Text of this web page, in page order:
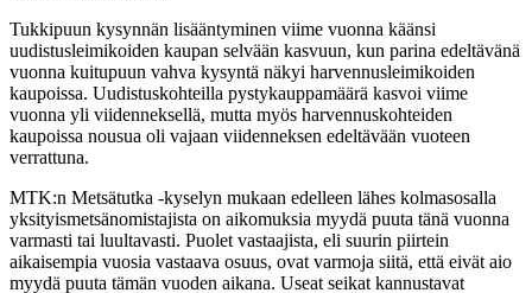
Tukkipuun kysynnän lisääntyminen viime vuonna käänsi
uudistusleimikoiden kaupan selvään kasvuun, kun parina edeltävänä
vuonna kuitupuun vahva kysyntä näkyi harvennusleimikoiden
kaupoissa. Uudistuskohteilla pystykauppamäärä kasvoi viime
vuonna yli viidenneksellä, mutta myös harvennuskohteiden
kaupoissa nousua oli vajaan viidenneksen edeltävään vuoteen
verrattuna.
MTK:n Metsätutka -kyselyn mukaan edelleen lähes kolmasosalla
yksityismetsänomistajista on aikomuksia myydä puuta tänä vuonna
varmasti tai luultavasti. Puolet vastaajista, eli suurin piirtein
aikaisempia vuosia vastaava osuus, ovat varmoja siitä, että eivät aio
myydä puuta tämän vuoden aikana. Useat seikat kannustavat